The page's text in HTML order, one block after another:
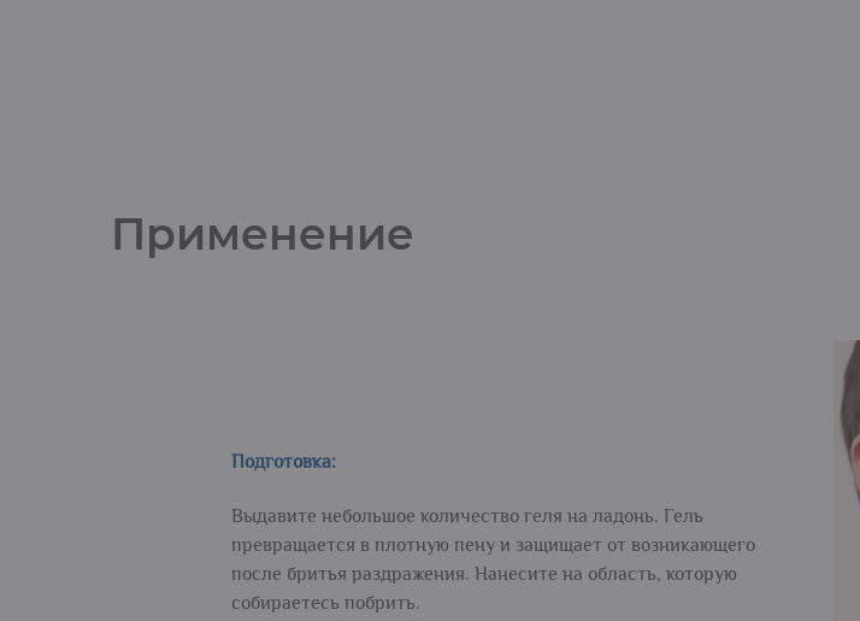
Применение
Подготовка:
Выдавите небольшое количество геля на ладонь. Гель
превращается в плотную пену и защищает от возникающего
после бритья раздражения. Нанесите на область, которую
собираетесь побрить.